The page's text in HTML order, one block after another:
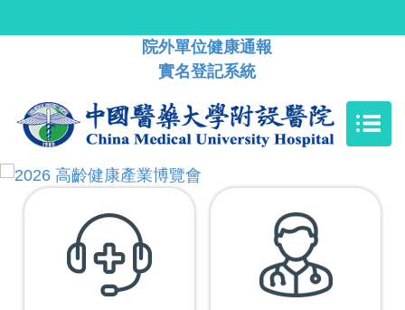
院外單位健康通報
實名登記系統